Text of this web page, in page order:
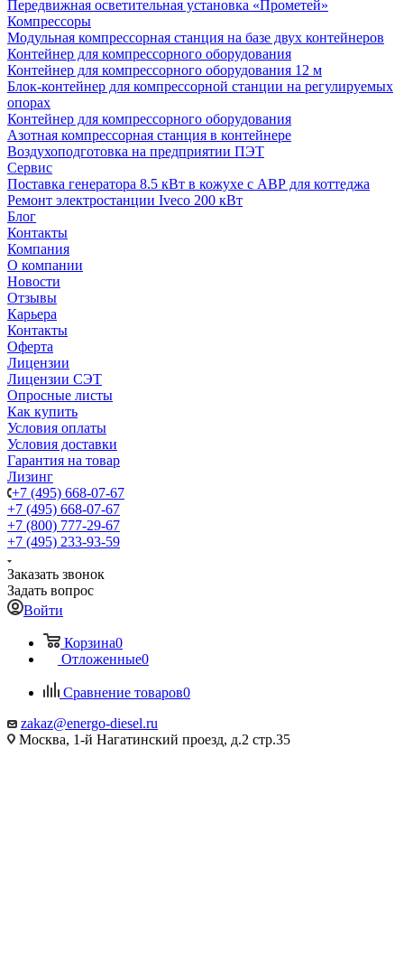
Передвижная осветительная установка «Прометей»
Компрессоры
Модульная компрессорная станция на базе двух контейнеров
Контейнер для компрессорного оборудования
Контейнер для компрессорного оборудования 12 м
Блок-контейнер для компрессорной станции на регулируемых
опорах
Контейнер для компрессорного оборудования
Азотная компрессорная станция в контейнере
Воздухоподготовка на предприятии ПЭТ
Сервис
Поставка генератора 8.5 кВт в кожухе с АВР для коттеджа
Ремонт электростанции Iveco 200 кВт
Блог
Контакты
Компания
О компании
Новости
Отзывы
Карьера
Контакты
Оферта
Лицензии
Лицензии СЭТ
Опросные листы
Как купить
Условия оплаты
Условия доставки
Гарантия на товар
Лизинг
+7 (495) 668-07-67
+7 (495) 668-07-67
+7 (800) 777-29-67
+7 (495) 233-93-59
Заказать звонок
Задать вопрос
Войти
Корзина0
Отложенные0
Сравнение товаров0
zakaz@energo-diesel.ru
Москва, 1-й Нагатинский проезд, д.2 стр.35